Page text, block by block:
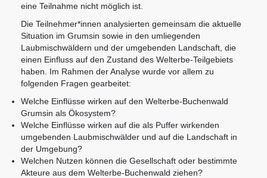
eine Teilnahme nicht möglich ist.
Die Teilnehmer*innen analysierten gemeinsam die aktuelle
Situation im Grumsin sowie in den umliegenden
Laubmischwäldern und der umgebenden Landschaft, die
einen Einfluss auf den Zustand des Welterbe-Teilgebiets
haben. Im Rahmen der Analyse wurde vor allem zu
folgenden Fragen gearbeitet:
Welche Einflüsse wirken auf den Welterbe-Buchenwald
Grumsin als Ökosystem?
Welche Einflüsse wirken auf die als Puffer wirkenden
umgebenden Laubmischwälder und auf die Landschaft in
der Umgebung?
Welchen Nutzen können die Gesellschaft oder bestimmte
Akteure aus dem Welterbe-Buchenwald ziehen?